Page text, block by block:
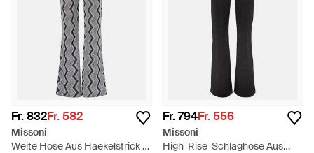
Fr. 832Fr. 582
Missoni
Weite Hose Aus Haekelstrick -
Fr. 794Fr. 556
Missoni
High-Rise-Schlaghose Aus